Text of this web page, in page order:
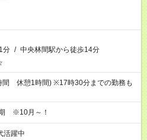
分 / 中央林間駅から徒歩14分
間 休憩1時間) ※17時30分までの勤務も
※10月～！
活躍中